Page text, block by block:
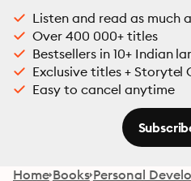
Listen and read as much
Over 400 000+ titles
Bestsellers in 10+ Indian
Exclusive titles + Storytel
Easy to cancel anytime
Home Books Personal